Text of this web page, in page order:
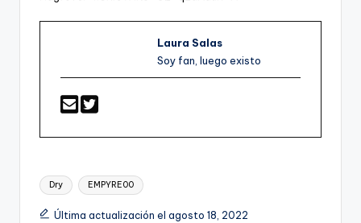
Laura Salas
Soy fan, luego existo
Etiquetas:
Dry EMPYRE00
Última actualización el agosto 18, 2022